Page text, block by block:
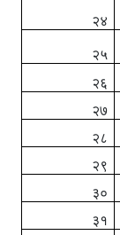
२४
२५
२६
२७
२८
२९
३०
३१